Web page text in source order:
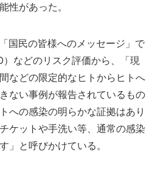
性があった。
国民の皆様へのメッセージ」で
などのリスク評価から、「現
などの限定的なヒトからヒトへ
ない事例が報告されているもの
への感染の明らかな証拠はあり
ケットや手洗い等、通常の感染
」と呼びかけている。